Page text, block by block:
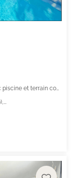
Rigarda – Villa 4 faces de PLAIN-PIED 110 m² avec piscine et terrain constructible de + 1 200 m²